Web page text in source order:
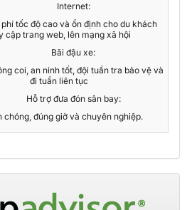
Internet:
tốc độ cao và ổn định cho du khách
cập trang web, lên mạng xã hội
Bãi đậu xe:
coi, an ninh tốt, đội tuần tra bảo vệ và
đi tuần liên tục
Hỗ trợ đưa đón sân bay:
chóng, đúng giờ và chuyên nghiệp.